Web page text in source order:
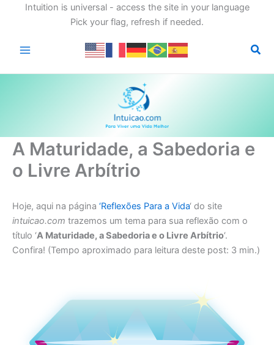
Intuition is universal - access the site in your language
Pick your flag, refresh if needed.
A Maturidade, a Sabedoria e
o Livre Arbítrio
Hoje, aqui na página ‘Reflexões Para a Vida‘ do site
intuicao.com trazemos um tema para sua reflexão com o
título ‘A Maturidade, a Sabedoria e o Livre Arbítrio‘.
Confira! (Tempo aproximado para leitura deste post: 3 min.)